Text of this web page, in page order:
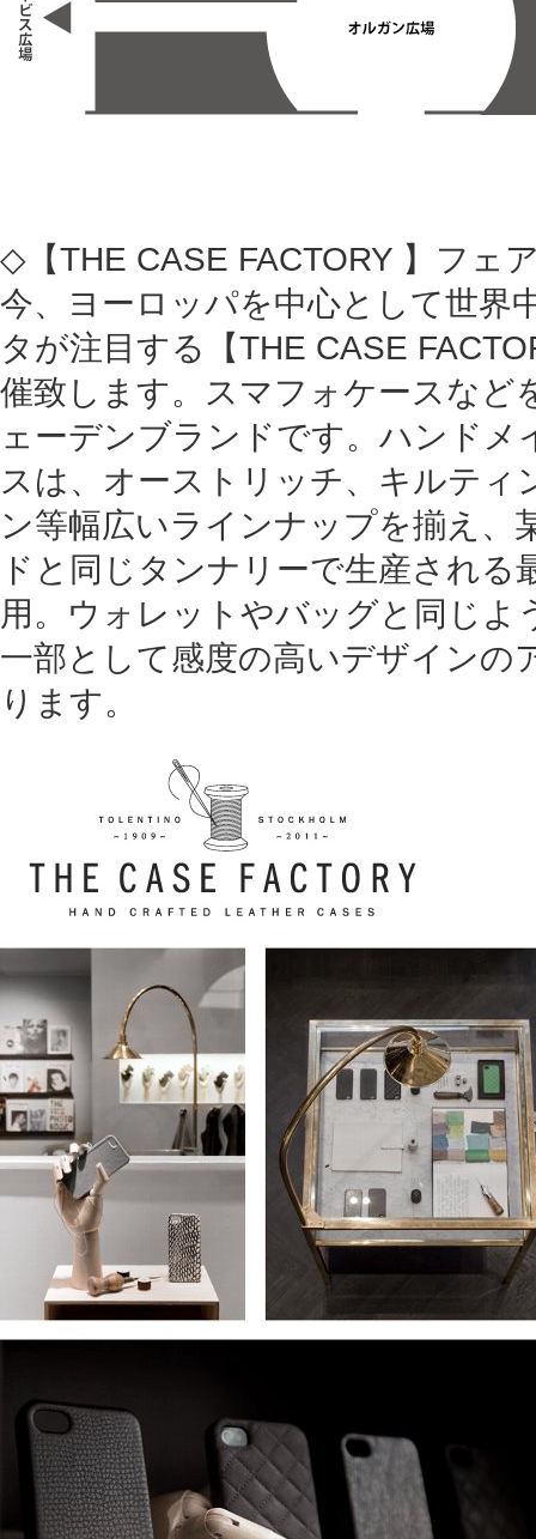
◇【THE CASE FACTORY 】フェ
今、ヨーロッパを中心として世界
タが注目する【THE CASE
催致します。スマフォケースなど
ェーデンブランドです。ハンドメ
スは、オーストリッチ、キルティ
ン等幅広いラインナップを揃え、
ドと同じタンナリーで生産される
用。ウォレットやバッグと同じよ
一部として感度の高いデザインの
ります。